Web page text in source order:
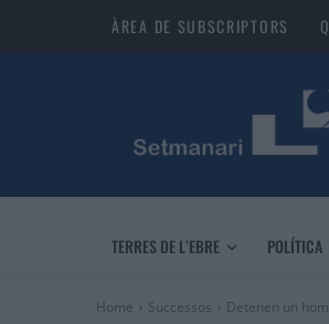
ÀREA DE SUBSCRIPTORS
TERRES DE L’EBRE POLÍTICA
Home Successos Detenen un